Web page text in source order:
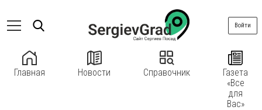
Главная Новости Справочник
Газета
«Все
для
Вас»
Войти